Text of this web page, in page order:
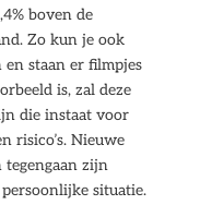
boven de
Zo kun je ook
en staan er filmpjes
is, zal deze
die instaat voor
risico’s. Nieuwe
tegengaan zijn
situatie.